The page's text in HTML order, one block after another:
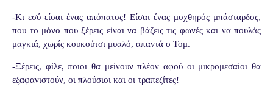
-Κι εσύ είσαι ένας απόπατος! Είσαι ένας μοχθηρός μπάσταρδος,
που το μόνο που ξέρεις είναι να βάζεις τις φωνές και να πουλάς
μαγκιά, χωρίς κουκούτσι μυαλό, απαντά ο Τομ.
-Ξέρεις, φίλε, ποιοι θα μείνουν πλέον αφού οι μικρομεσαίοι θα
εξαφανιστούν, οι πλούσιοι και οι τραπεζίτες!